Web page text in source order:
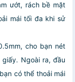
ướt, rách bề mặt
mái tối đa khi sử
cho bạn nét
Ngoài ra, đầu
có thể thoải mái